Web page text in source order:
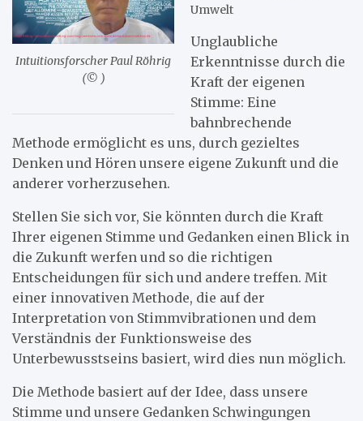
Intuitionsforscher Paul Röhrig
(© )
Umwelt
Unglaubliche
Erkenntnisse durch die
Kraft der eigenen
Stimme: Eine
bahnbrechende
Methode ermöglicht es uns, durch gezieltes
Denken und Hören unsere eigene Zukunft und die
anderer vorherzusehen.
Stellen Sie sich vor, Sie könnten durch die Kraft
Ihrer eigenen Stimme und Gedanken einen Blick in
die Zukunft werfen und so die richtigen
Entscheidungen für sich und andere treffen. Mit
einer innovativen Methode, die auf der
Interpretation von Stimmvibrationen und dem
Verständnis der Funktionsweise des
Unterbewusstseins basiert, wird dies nun möglich.
Die Methode basiert auf der Idee, dass unsere
Stimme und unsere Gedanken Schwingungen